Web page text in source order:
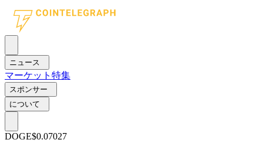
ニュース
マーケット 特集
スポンサー
について
DOGE$0.07027